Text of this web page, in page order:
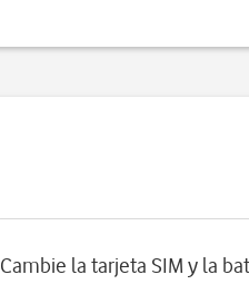
Cambie la tarjeta SIM y la